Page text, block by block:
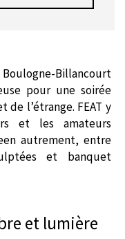
Boulogne-Billancourt
pour une soirée
de l’étrange. FEAT y
et les amateurs
autrement, entre
et banquet
et lumière